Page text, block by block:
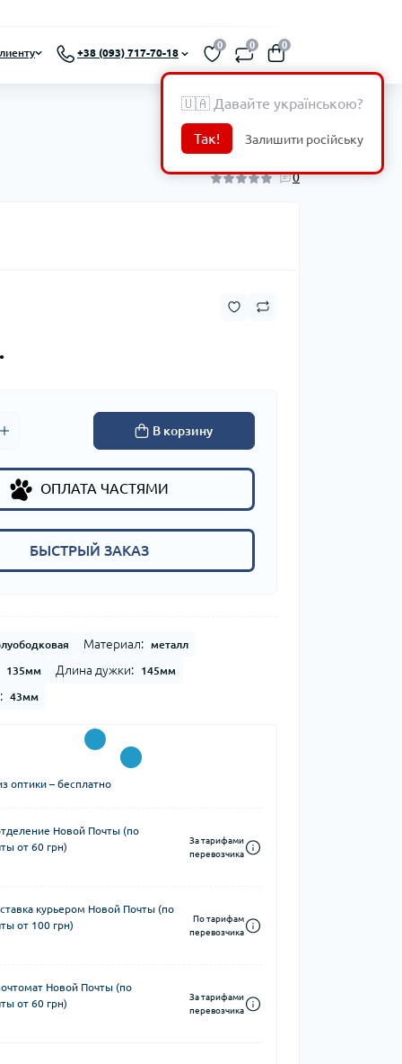
+38 (093) 717-70-18
0 0 0
0
В корзину
ОПЛАТА ЧАСТЯМИ
БЫСТРЫЙ ЗАКАЗ
Материал: металл
135мм Длина дужки: 145мм
43мм
оптики – бесплатно
Новой Почты (по
от 60 грн)
За тарифами
перевозчика
курьером Новой Почты (по
от 100 грн)
По тарифам
перевозчика
Новой Почты (по
от 60 грн)
За тарифами
перевозчика
🇺🇦 Давайте українською?
Так! Залишити російську